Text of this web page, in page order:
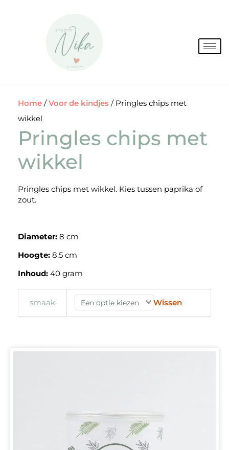
Home /Voor de kindjes / Pringles chips met
wikkel
Pringles chips met
wikkel
Pringles chips met wikkel. Kies tussen paprika of
zout.
Diameter: 8 cm
Hoogte: 8.5 cm
Inhoud: 40 gram
smaak Wissen